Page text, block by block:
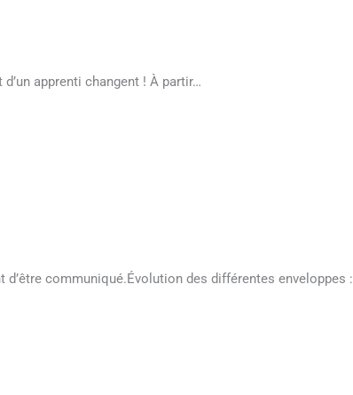
apprenti changent ! À partir…
communiqué.Évolution des différentes enveloppes :